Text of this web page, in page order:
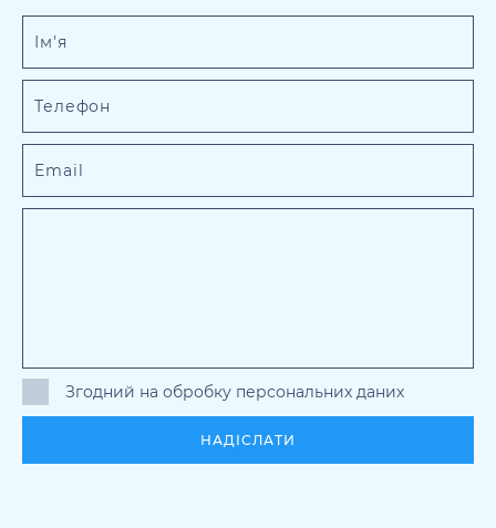
Згодний на обробку персональних даних
НАДІСЛАТИ